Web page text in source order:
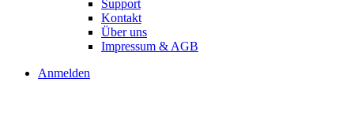
Support
Kontakt
Über uns
Impressum & AGB
Anmelden